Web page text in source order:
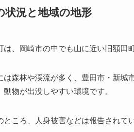
状況と地域の地形
は、岡崎市の中でも山に近い旧額田
は森林や渓流が多く、豊田市・新城
動物が出没しやすい環境です。
ところ、人身被害などは報告されて